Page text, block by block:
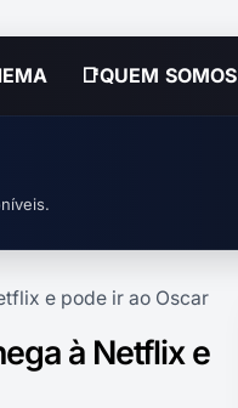
📑QUEM SOMOS
e pode ir ao Oscar
à Netflix e